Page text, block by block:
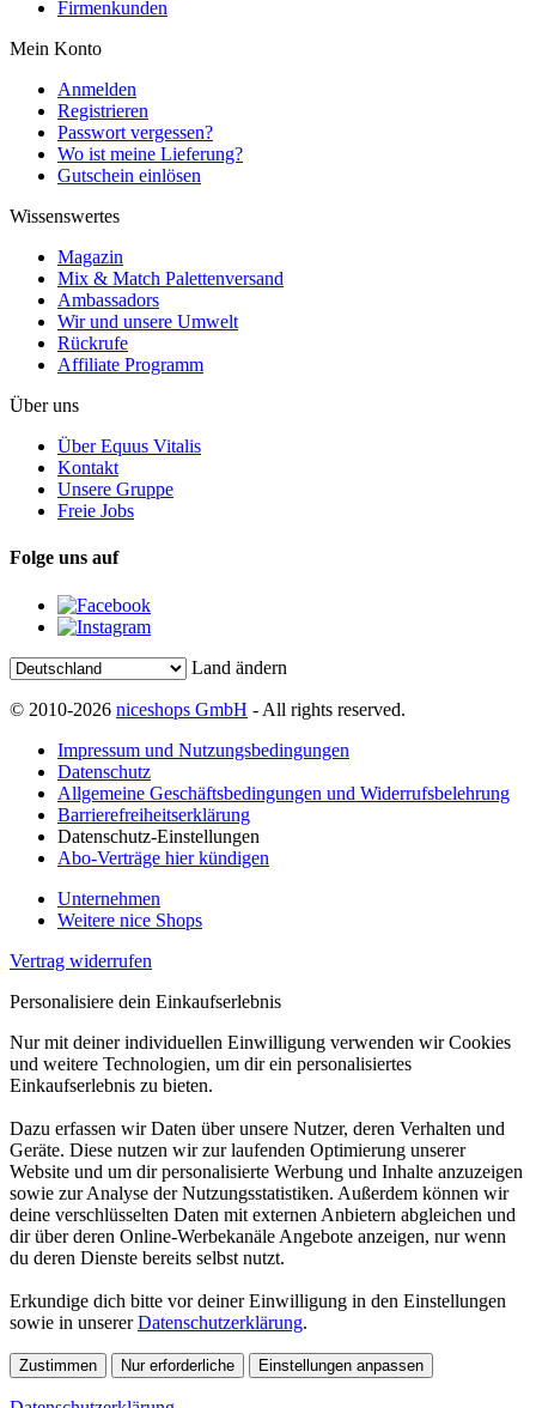
Firmenkunden
Mein Konto
Anmelden
Registrieren
Passwort vergessen?
Wo ist meine Lieferung?
Gutschein einlösen
Wissenswertes
Magazin
Mix & Match Palettenversand
Ambassadors
Wir und unsere Umwelt
Rückrufe
Affiliate Programm
Über uns
Über Equus Vitalis
Kontakt
Unsere Gruppe
Freie Jobs
Folge uns auf
Land ändern
© 2010-2026 niceshops GmbH - All rights reserved.
Impressum und Nutzungsbedingungen
Datenschutz
Allgemeine Geschäftsbedingungen und Widerrufsbelehrung
Barrierefreiheitserklärung
Datenschutz-Einstellungen
Abo-Verträge hier kündigen
Unternehmen
Weitere nice Shops
Vertrag widerrufen
Personalisiere dein Einkaufserlebnis
Nur mit deiner individuellen Einwilligung verwenden wir Cookies
und weitere Technologien, um dir ein personalisiertes
Einkaufserlebnis zu bieten.
Dazu erfassen wir Daten über unsere Nutzer, deren Verhalten und
Geräte. Diese nutzen wir zur laufenden Optimierung unserer
Website und um dir personalisierte Werbung und Inhalte anzuzeigen
sowie zur Analyse der Nutzungsstatistiken. Außerdem können wir
deine verschlüsselten Daten mit externen Anbietern abgleichen und
dir über deren Online-Werbekanäle Angebote anzeigen, nur wenn
du deren Dienste bereits selbst nutzt.
Erkundige dich bitte vor deiner Einwilligung in den Einstellungen
sowie in unsererDatenschutzerklärung.
Zustimmen Nur erforderliche Einstellungen anpassen